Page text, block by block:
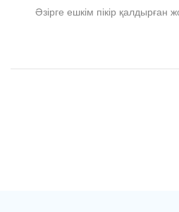
Әзірге ешкім пікір қалдырған